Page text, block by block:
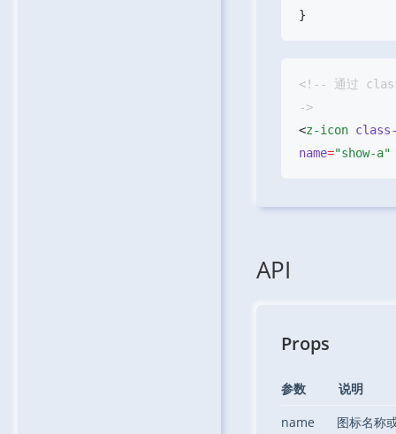
<!-- 通过
<z-icon
name="show-a"
API
Props
参数
说明
name
图标名称